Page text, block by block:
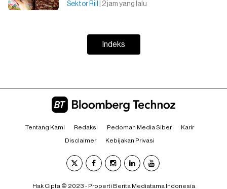
Sektor Riil | 2 jam yang lalu
Indeks
Tentang Kami Redaksi Pedoman Media Siber Karir
Disclaimer Kebijakan Privasi
Hak Cipta © 2023 - Properti Berita Mediatama Indonesia